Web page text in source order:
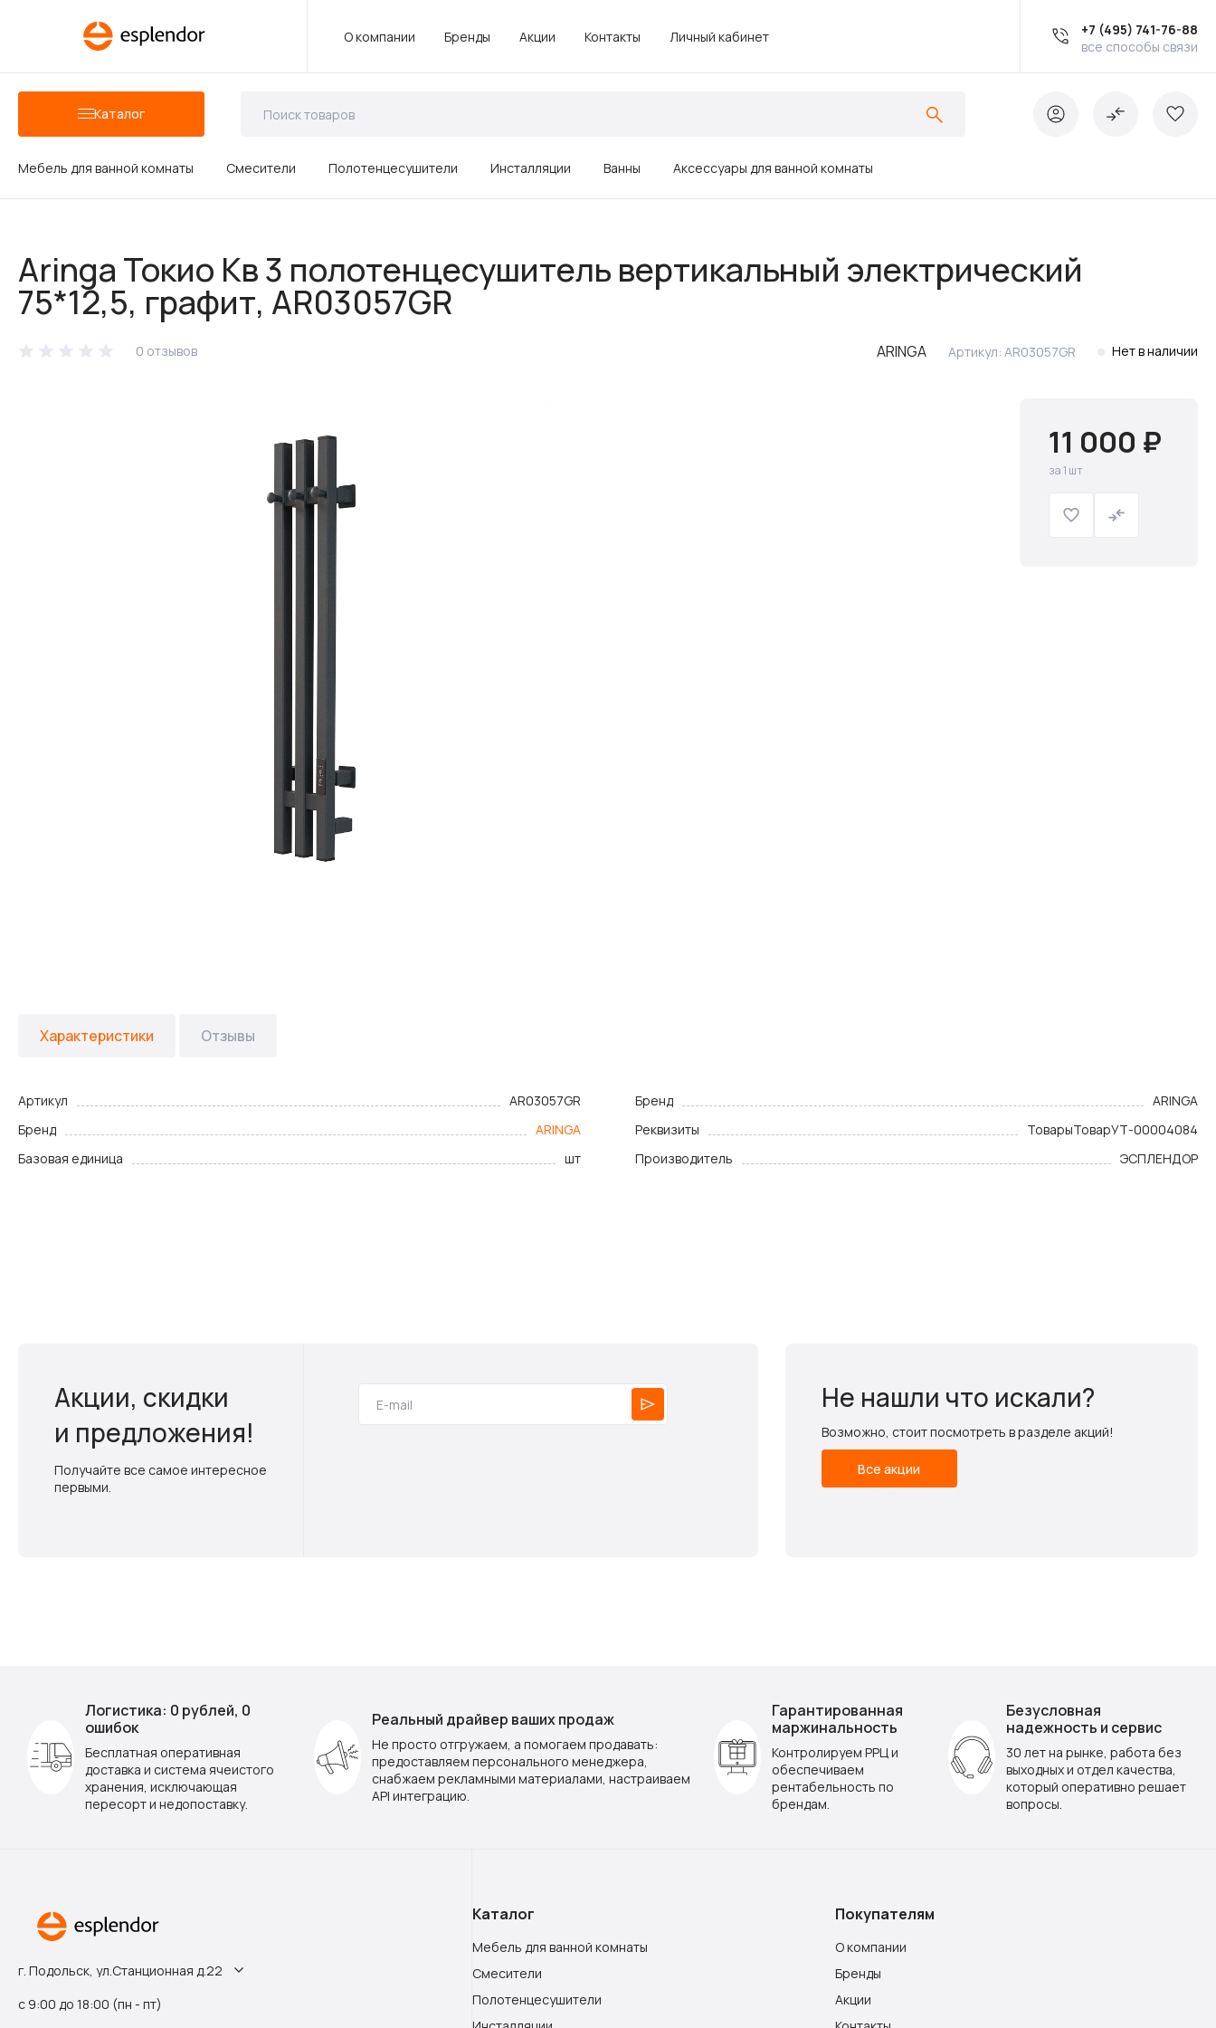
О компании Бренды Акции Контакты Личный кабинет
+7 (495) 741-76-88
все способы связи
Каталог
Аксессуары для ванных комнат Зеркала
Душевые аксессуары Душевые ограждения, поддоны Инсталляции
Слив и канализация
Мебель для ванной комнаты Смесители Полотенцесушители Инсталляции Ванны Аксессуары для ванной комнаты
Aringa Токио Кв 3 полотенцесушитель вертикальный электрический
75*12,5, графит, AR03057GR
0 отзывов ARINGA Артикул: AR03057GR Нет в наличии
11 000 ₽
за 1 шт
Характеристики Отзывы
Артикул AR03057GR Бренд
ARINGA
Бренд
ARINGA Реквизиты ТоварыТоварУТ-00004084
Базовая единица
шт Производитель ЭСПЛЕНДОР
Акции, скидки
и предложения!
Получайте все самое интересное
первыми.
Не нашли что искали?
Возможно, стоит посмотреть в разделе акций!
Все акции
Логистика: 0 рублей, 0
ошибок
Бесплатная оперативная
доставка и система ячеистого
хранения, исключающая
пересорт и недопоставку.
Реальный драйвер ваших продаж
Не просто отгружаем, а помогаем продавать:
предоставляем персонального менеджера,
снабжаем рекламными материалами, настраиваем
API интеграцию.
Гарантированная
маржинальность
Контролируем РРЦ и
обеспечиваем
рентабельность по
брендам.
Безусловная
надежность и сервис
30 лет на рынке, работа без
выходных и отдел качества,
который оперативно решает
вопросы.
г. Подольск, ул.Станционная д.22
с 9:00 до 18:00 (пн - пт)
Каталог
Мебель для ванной комнаты
Смесители
Полотенцесушители
Покупателям
О компании
Бренды
Акции